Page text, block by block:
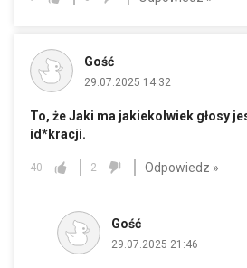
Gość
29.07.2025 14:32
To, że Jaki ma jakiekolwiek głosy
id*kracji.
40 2 Odpowiedz »
Gość
29.07.2025 21:46